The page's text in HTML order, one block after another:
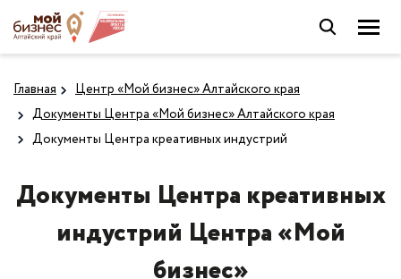
Главная
Центр «Мой бизнес» Алтайского края
Документы Центра «Мой бизнес» Алтайского края
Документы Центра креативных индустрий
Документы Центра креативных
индустрий Центра «Мой
бизнес»